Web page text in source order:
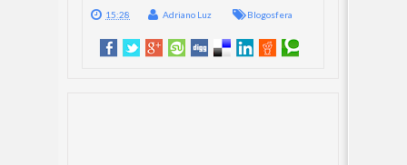
15:28 Adriano Luz Blogosfera